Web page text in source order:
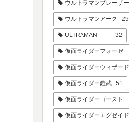
ウルトラマンブレーザー
ウルトラマンアーク 29
ULTRAMAN 32
仮面ライダーフォーゼ
仮面ライダーウィザード
仮面ライダー鎧武 51
仮面ライダーゴースト
仮面ライダーエグゼイド